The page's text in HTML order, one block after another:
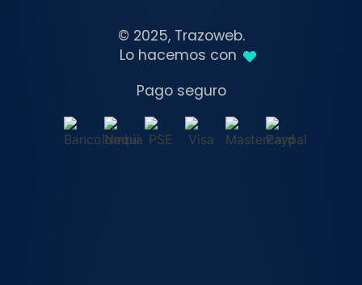
© 2025, Trazoweb.
Lo hacemos con
Pago seguro